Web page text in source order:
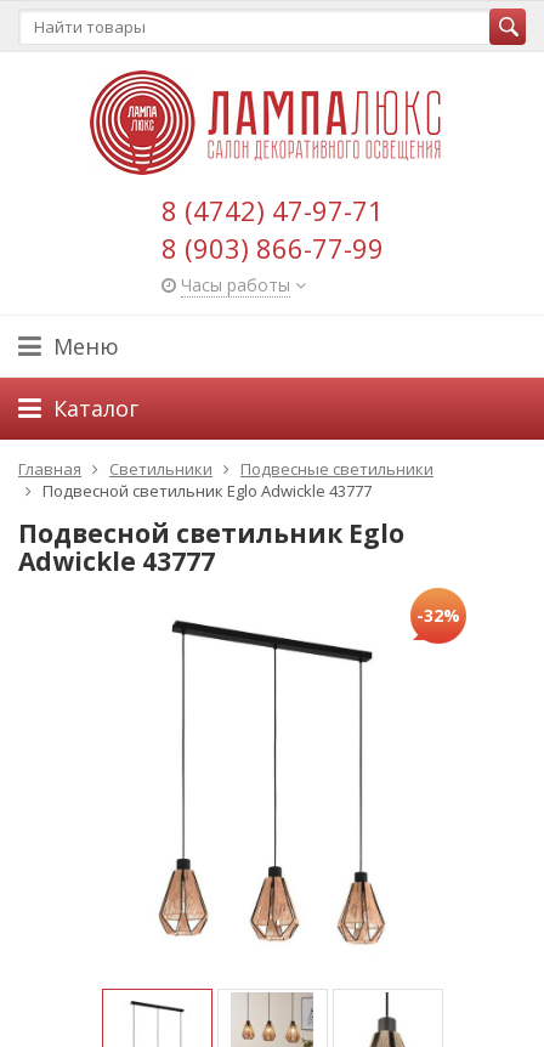
8 (4742) 47-97-71
8 (903) 866-77-99
Часы работы
Меню
Каталог
Главная Светильники
Подвесные светильники
Подвесной светильник Eglo Adwickle 43777
Подвесной светильник Eglo
Adwickle 43777
-32%